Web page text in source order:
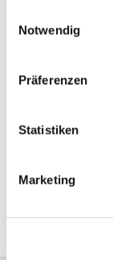
Notwendig
Präferenzen
Statistiken
Marketing